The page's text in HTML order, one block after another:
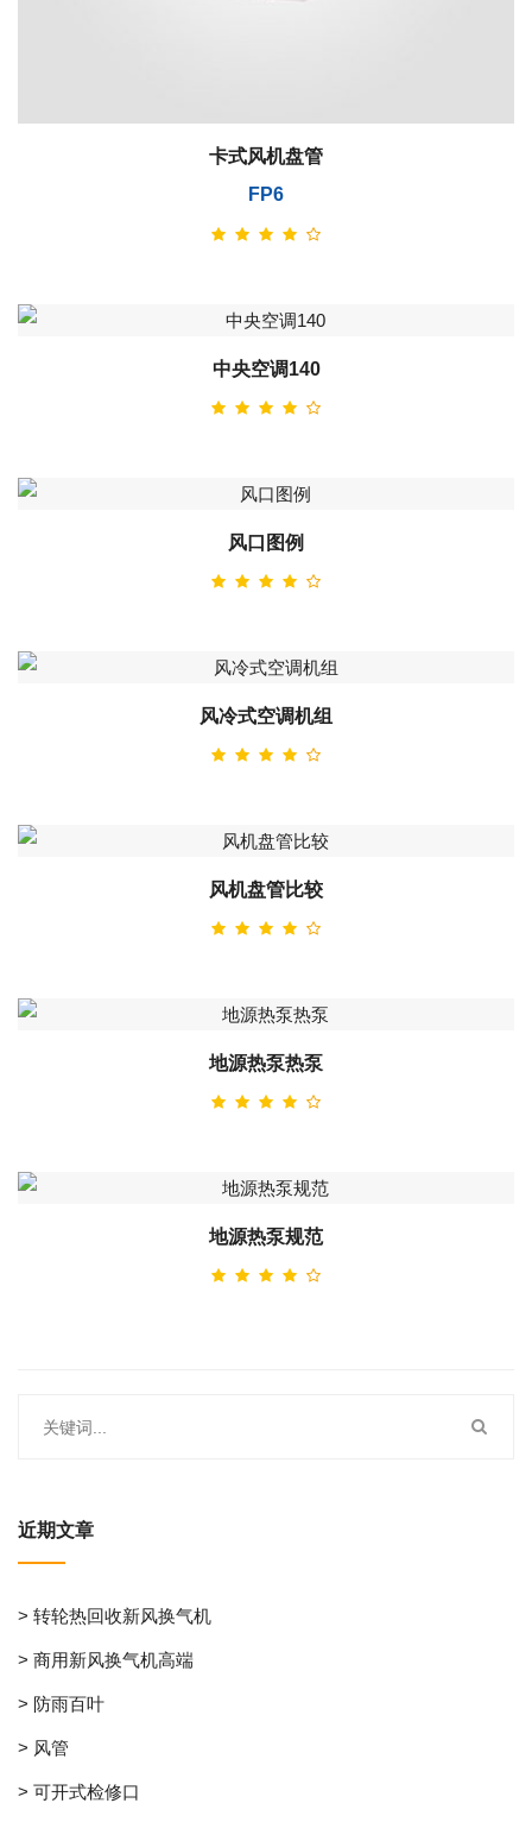
卡式风机盘管
FP6
中央空调140
风口图例
风冷式空调机组
风机盘管比较
地源热泵热泵
地源热泵规范
近期文章
> 转轮热回收新风换气机
> 商用新风换气机高端
> 防雨百叶
> 风管
> 可开式检修口